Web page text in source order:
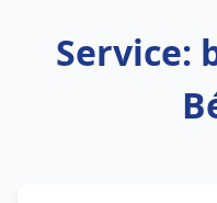
Service: